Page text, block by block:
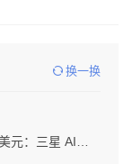
换一换
AI红利的另一面